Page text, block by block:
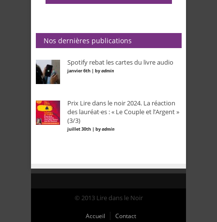
Nos dernières publications
Spotify rebat les cartes du livre audio
janvier 6th | byadmin
Prix Lire dans le noir 2024. La réaction
des lauréat·es : « Le Couple et l’Argent »
(3/3)
juillet 30th | byadmin
© 2013 Lire dans le Noir
Accueil Contact